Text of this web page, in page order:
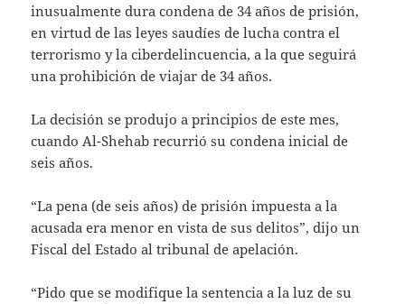
inusualmente dura condena de 34 años de prisión,
en virtud de las leyes saudíes de lucha contra el
terrorismo y la ciberdelincuencia, a la que seguirá
una prohibición de viajar de 34 años.
La decisión se produjo a principios de este mes,
cuando Al-Shehab recurrió su condena inicial de
seis años.
“La pena (de seis años) de prisión impuesta a la
acusada era menor en vista de sus delitos”, dijo un
Fiscal del Estado al tribunal de apelación.
“Pido que se modifique la sentencia a la luz de su